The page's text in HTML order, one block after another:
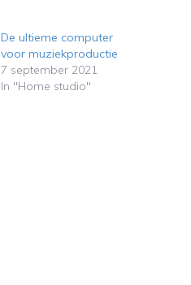
De ultieme computer
voor muziekproductie
7 september 2021
In "Home studio"